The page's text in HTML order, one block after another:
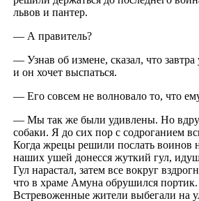
львов и пантер.
— А правитель?
— Узнав об измене, сказал, что
и он хочет выспаться.
— Его совсем не волновало то, что
— Мы так же были удивлены. Но
собаки. Я до сих пор с содроганием
Когда жрецы решили послать воинов
наших ушей донесся жуткий гул,
Гул нарастал, затем все вокруг
что в храме Амуна обрушился портик.
Встревоженные жители выбегали на